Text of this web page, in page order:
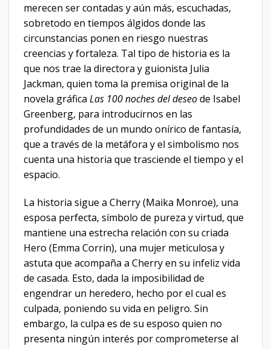
merecen ser contadas y aún más, escuchadas,
sobretodo en tiempos álgidos donde las
circunstancias ponen en riesgo nuestras
creencias y fortaleza. Tal tipo de historia es la
que nos trae la directora y guionista Julia
Jackman, quien toma la premisa original de la
novela gráfica Las 100 noches del deseode Isabel
Greenberg, para introducirnos en las
profundidades de un mundo onírico de fantasía,
que a través de la metáfora y el simbolismo nos
cuenta una historia que trasciende el tiempo y el
espacio.
La historia sigue a Cherry (Maika Monroe), una
esposa perfecta, símbolo de pureza y virtud, que
mantiene una estrecha relación con su criada
Hero (Emma Corrin), una mujer meticulosa y
astuta que acompaña a Cherry en su infeliz vida
de casada. Esto, dada la imposibilidad de
engendrar un heredero, hecho por el cual es
culpada, poniendo su vida en peligro. Sin
embargo, la culpa es de su esposo quien no
presenta ningún interés por comprometerse al